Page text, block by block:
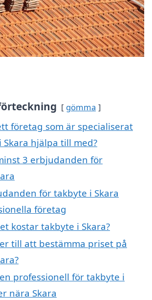
gömma
företag som är specialiserat
hjälpa till med?
3 erbjudanden för
för takbyte i Skara
företag
kostar takbyte i Skara?
till att bestämma priset på
professionell för takbyte i
nära Skara